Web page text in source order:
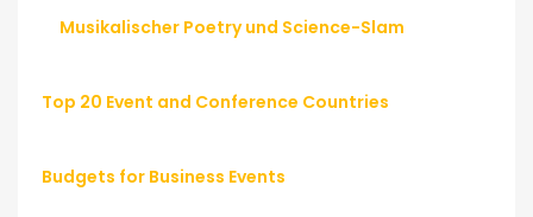
Musikalischer Poetry und Science-Slam
Top 20 Event and Conference Countries
Budgets for Business Events